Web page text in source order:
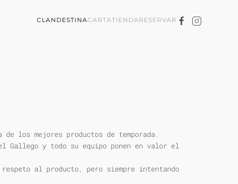
CLANDESTINACARTATIENDARESERVAR
los mejores productos de temporada.
Gallego y todo su equipo ponen en valor el
al producto, pero siempre intentando